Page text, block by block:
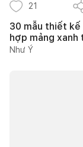
21
30 mẫu thiết
hợp mảng xanh
Như Ý